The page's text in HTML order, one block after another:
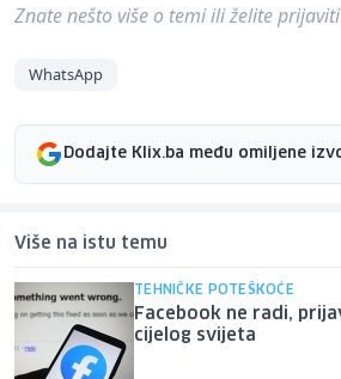
Znate nešto više o temi ili želite
WhatsApp
Dodajte Klix.ba među omiljene
Više na istu temu
TEHNIČKE POTEŠKOĆE
Facebook ne radi,
cijelog svijeta